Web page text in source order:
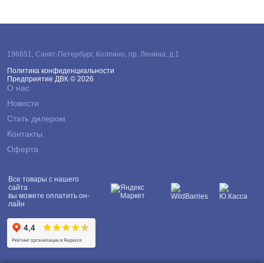
196651, Санкт-Петербург, Колпино, пр. Ленина, д.1
Политика конфиденциальности
Предприятие ДВК © 2026
О нас
Новости
Стать дилером
Контакты
Оферта
Все товары с нашего
сайта
вы можете оплатить он-
лайн